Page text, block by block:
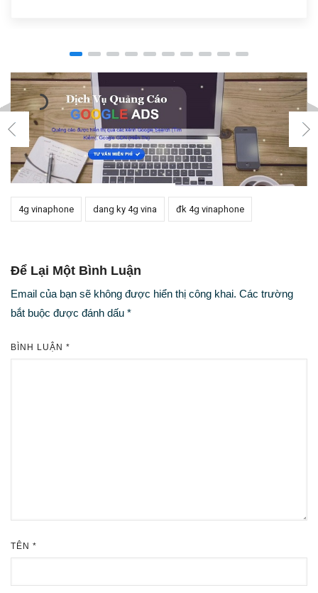
4g vinaphone dang ky 4g vina đk 4g vinaphone
Để Lại Một Bình Luận
Email của bạn sẽ không được hiển thị công khai. Các trường
bắt buộc được đánh dấu *
BÌNH LUẬN *
TÊN *